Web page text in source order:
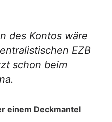
des Kontos wäre
EZB
schon beim
einem Deckmantel